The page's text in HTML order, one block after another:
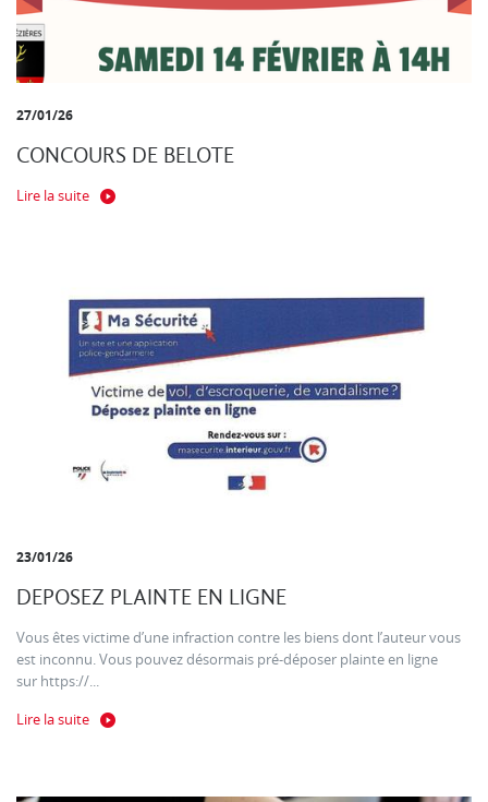
27/01/26
CONCOURS DE BELOTE
Lire la suite
23/01/26
DEPOSEZ PLAINTE EN LIGNE
Vous êtes victime d’une infraction contre les biens dont l’auteur vous
est inconnu. Vous pouvez désormais pré-déposer plainte en ligne
sur https://...
Lire la suite